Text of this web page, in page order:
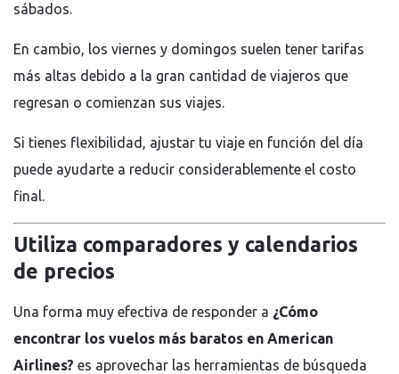
sábados.
En cambio, los viernes y domingos suelen tener tarifas
más altas debido a la gran cantidad de viajeros que
regresan o comienzan sus viajes.
Si tienes flexibilidad, ajustar tu viaje en función del día
puede ayudarte a reducir considerablemente el costo
final.
Utiliza comparadores y calendarios
de precios
Una forma muy efectiva de responder a ¿Cómo
encontrar los vuelos más baratos en American
Airlines? es aprovechar las herramientas de búsqueda